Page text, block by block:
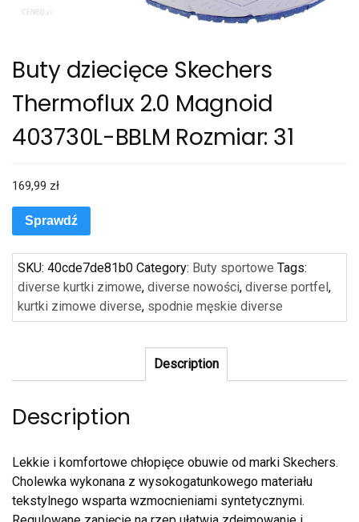
Buty dziecięce Skechers
Thermoflux 2.0 Magnoid
403730L-BBLM Rozmiar: 31
169,99 zł
Sprawdź
SKU: 40cde7de81b0 Category: Buty sportowe Tags:
diverse kurtki zimowe, diverse nowości, diverse portfel ,
kurtki zimowe diverse, spodnie męskie diverse
Description
Description
Lekkie i komfortowe chłopięce obuwie od marki Skechers.
Cholewka wykonana z wysokogatunkowego materiału
tekstylnego wsparta wzmocnieniami syntetycznymi.